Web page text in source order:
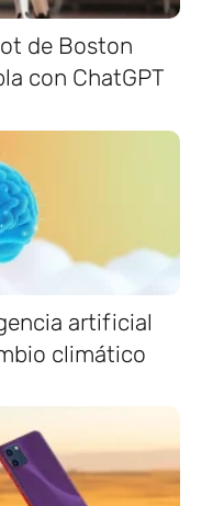
de Boston
con ChatGPT
artificial
climático